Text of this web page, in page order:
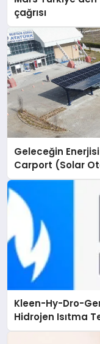
çağrısı
Geleceğin
Carport (Solar
Kleen-Hy-Dro-
Hidrojen Isıtma
Düzenleyici